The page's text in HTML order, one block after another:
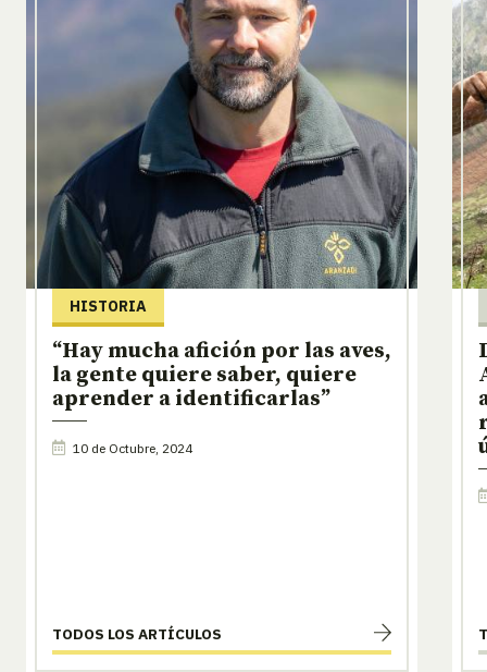
HISTORIA
“Hay mucha afición por las aves,
la gente quiere saber, quiere
aprender a identificarlas”
10 de Octubre, 2024
TODOS LOS ARTÍCULOS